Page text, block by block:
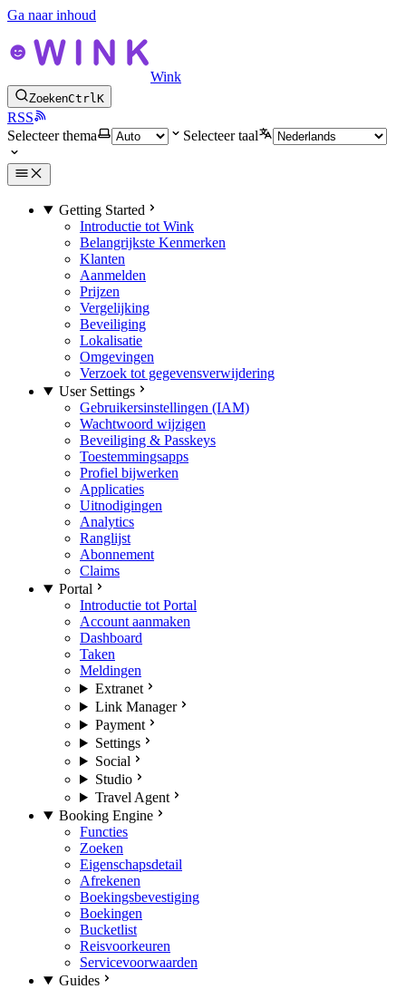
Ga naar inhoud
Wink
ZoekenCtrlK
RSS
Selecteer thema
Selecteer taal
Getting Started
Introductie tot Wink
Belangrijkste Kenmerken
Klanten
Aanmelden
Prijzen
Vergelijking
Beveiliging
Lokalisatie
Omgevingen
Verzoek tot gegevensverwijdering
User Settings
Gebruikersinstellingen (IAM)
Wachtwoord wijzigen
Beveiliging & Passkeys
Toestemmingsapps
Profiel bijwerken
Applicaties
Uitnodigingen
Analytics
Ranglijst
Abonnement
Claims
Portal
Introductie tot Portal
Account aanmaken
Dashboard
Taken
Meldingen
Extranet
Link Manager
Payment
Settings
Social
Studio
Travel Agent
Booking Engine
Functies
Zoeken
Eigenschapsdetail
Afrekenen
Boekingsbevestiging
Boekingen
Bucketlist
Reisvoorkeuren
Servicevoorwaarden
Guides